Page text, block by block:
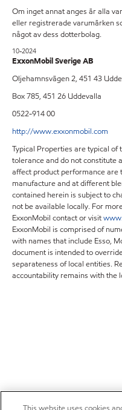
Om inget annat anges är alla
eller registrerade varumärken
något av dess dotterbolag.
10-2024
ExxonMobil Sverige AB
Oljehamnsvägen 2, 451 43
Box 785, 451 26 Uddevalla
0522-914 00
http://www.exxonmobil.com
Typical Properties are typical
tolerance and do not constitute
affect product performance are
manufacture and at different
contained herein is subject to
not be available locally. For
ExxonMobil contact or visit
ExxonMobil is comprised of
with names that include Esso,
document is intended to
separateness of local entities.
accountability remains with the